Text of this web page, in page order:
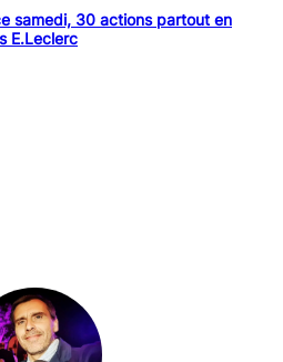
samedi, 30 actions partout en
E.Leclerc